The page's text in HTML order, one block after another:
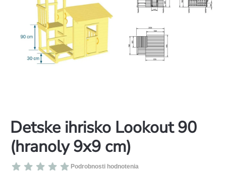
Detske ihrisko Lookout 90
(hranoly 9x9 cm)
Priemerné
Podrobnosti hodnotenia